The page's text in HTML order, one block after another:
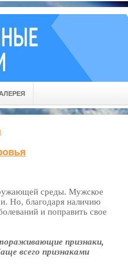
среды. Мужское
Но, благодаря наличию
и поправить свое
признаки,
всего признаками